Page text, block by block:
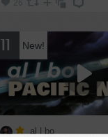
26
11 New!
al | bo